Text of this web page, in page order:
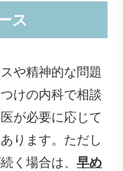
ス
や精神的な問題
けの内科で相談
が必要に応じて
ります。ただし
く場合は、早め